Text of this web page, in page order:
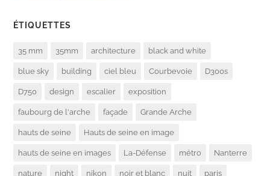
ÉTIQUETTES
35 mm 35mm architecture black and white
blue sky building ciel bleu Courbevoie D300s
D750 design escalier exposition
faubourg de l'arche façade Grande Arche
hauts de seine Hauts de seine en image
hauts de seine en images La-Défense métro Nanterre
nature night nikon noir et blanc nuit paris